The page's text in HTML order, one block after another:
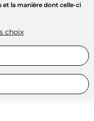
et la manière dont celle-ci
choix